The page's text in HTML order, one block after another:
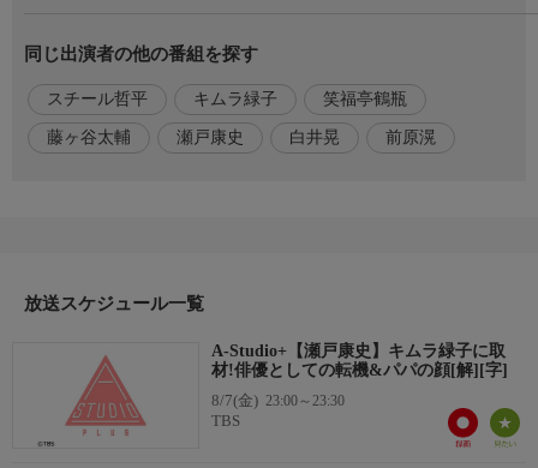
キムラの愛猫を描いたイラストを公開!特徴を見事に捉えた作品
かと思いきや…まさかの真実が明らかに!長年の共演で培われた
信頼関係や、キムラが瀬戸の演技や人柄を絶賛する様子にも注
目。
って遊んでいた!?」など、瀬戸の意外な一面が明かされる!
が必ず注文するというメニューを紹介していたはずが…スタジオ
では瀬戸から思わずツッコミが飛ぶ場面も!
番組内容3
鶴瓶は、11月15日から上演される舞台『キュー』の演出家・白井
同じ出演者の他の番組を探す
スチール哲平 キムラ緑子 笑福亭鶴瓶
藤ヶ谷太輔 瀬戸康史 白井晃 前原滉
放送スケジュール一覧
A-Studio+【瀬戸康史】キムラ緑子に取
材!俳優としての転機&パパの顔[解][字]
8/7(金) 23:00～23:30
TBS